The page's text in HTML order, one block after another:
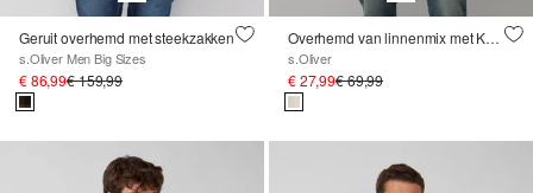
Geruit overhemd met steekzakken
s.Oliver Men Big Sizes
€ 86,99€ 159,99
Overhemd van linnenmix met Kent-kraag
s.Oliver
€ 27,99€ 69,99